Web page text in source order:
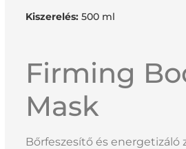
Kiszerelés: 500 ml
Firming
Mask
Bőrfeszesítő és energetizáló